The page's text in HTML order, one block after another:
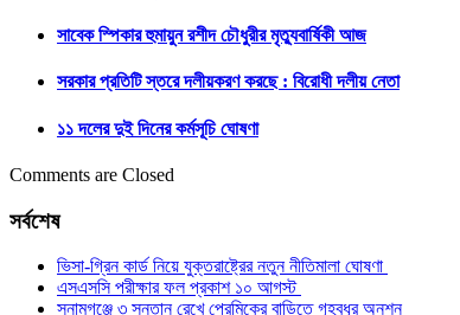
সাবেক স্পিকার হুমায়ুন রশীদ চৌধুরীর মৃত্যুবার্ষিকী আজ
সরকার প্রতিটি স্তরে দলীয়করণ করছে : বিরোধী দলীয় নেতা
১১ দলের দুই দিনের কর্মসূচি ঘোষণা
Comments are Closed
সর্বশেষ
ভিসা-গ্রিন কার্ড নিয়ে যুক্তরাষ্ট্রের নতুন নীতিমালা ঘোষণা
এসএসসি পরীক্ষার ফল প্রকাশ ১০ আগস্ট
সুনামগঞ্জে ৩ সন্তান রেখে প্রেমিকের বাড়িতে গৃহবধূর অনশন